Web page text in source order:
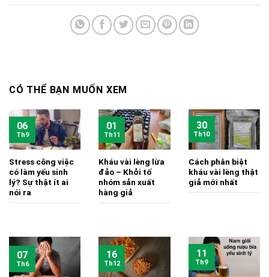
CÓ THỂ BẠN MUỐN XEM
Stress công việc
có làm yếu sinh
lý? Sự thật ít ai
nói ra
06
Th9
Kháu vài lèng lừa
đảo – Khởi tố
nhóm sản xuất
hàng giả
01
Th11
Cách phân biệt
kháu vài lèng thật
giả mới nhất
30
Th10
07
Th6
16
Th12
11
Th9